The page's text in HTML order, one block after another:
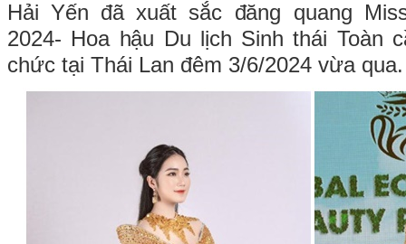
Hải Yến đã xuất sắc đăng quang
2024- Hoa hậu Du lịch Sinh thái Toàn
chức tại Thái Lan đêm 3/6/2024 vừa qua.